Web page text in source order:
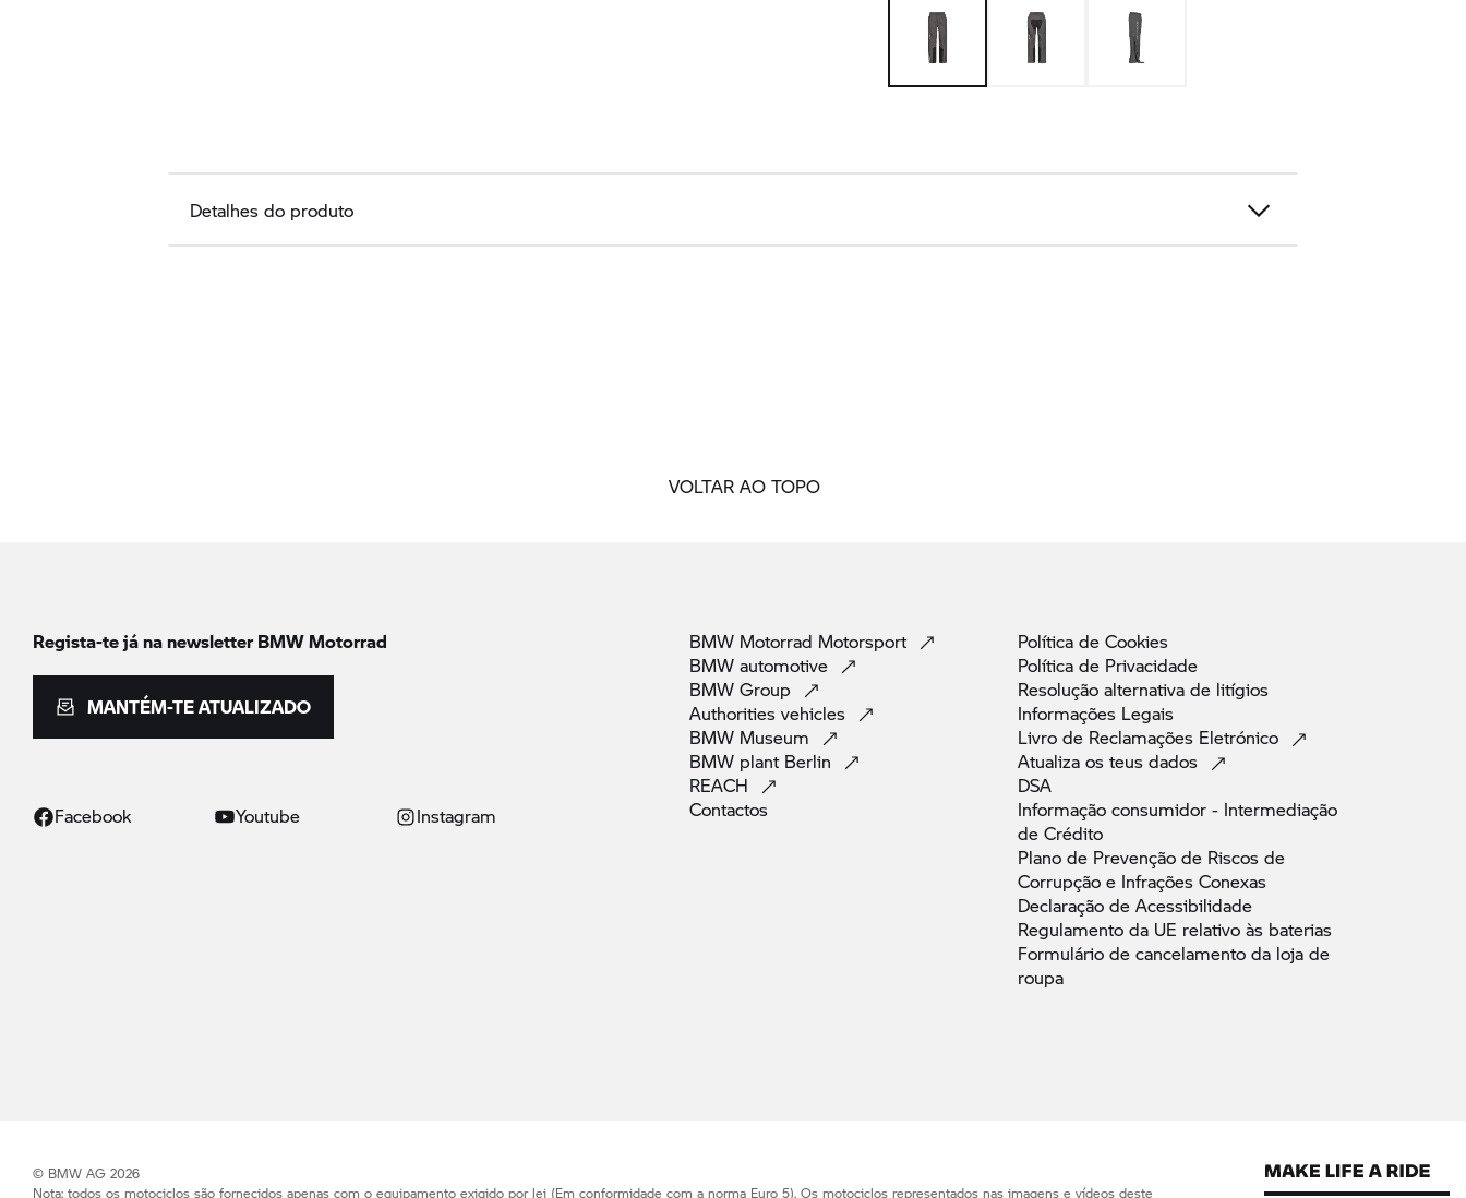
Detalhes do produto
VOLTAR AO TOPO
Regista-te já na newsletterBMW Motorrad
MANTÉM-TE ATUALIZADO
Facebook Youtube Instagram
BMW Motorrad Motorsport
BMW automotive
BMW Group
Authorities vehicles
BMW Museum
BMW plant Berlin
REACH
Contactos
Política de Cookies
Política de Privacidade
Resolução alternativa de litígios
Informações Legais
Livro de Reclamações Eletrónico
Atualiza os teus dados
DSA
Informação consumidor - Intermediação
de Crédito
Plano de Prevenção de Riscos de
Corrupção e Infrações Conexas
Declaração de Acessibilidade
Regulamento da UE relativo às baterias
Formulário de cancelamento da loja de
roupa
© BMW AG 2026
Nota: todos os motociclos são fornecidos apenas com o equipamento exigido por lei (Em conformidade com a norma Euro 5). Os motociclos representados nas imagens e vídeos deste